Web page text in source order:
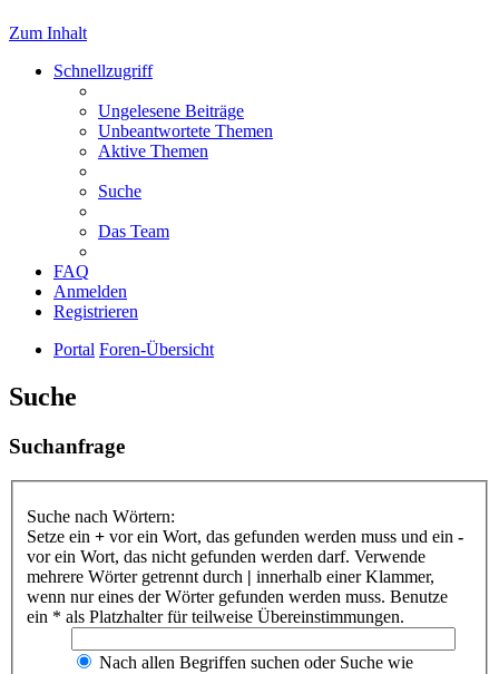
Zum Inhalt
Schnellzugriff
Ungelesene Beiträge
Unbeantwortete Themen
Aktive Themen
Suche
Das Team
FAQ
Anmelden
Registrieren
Portal Foren-Übersicht
Suche
Suchanfrage
Suche nach Wörtern:
Setze ein + vor ein Wort, das gefunden werden muss und ein -
vor ein Wort, das nicht gefunden werden darf. Verwende
mehrere Wörter getrennt durch | innerhalb einer Klammer,
wenn nur eines der Wörter gefunden werden muss. Benutze
ein * als Platzhalter für teilweise Übereinstimmungen.
Nach allen Begriffen suchen oder Suche wie